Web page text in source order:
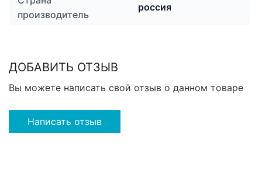
производитель
россия
ДОБАВИТЬ ОТЗЫВ
Вы можете написать свой отзыв о данном товаре
Написать отзыв